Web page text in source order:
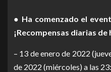
● Ha comenzado el
¡Recompensas diarias
– 13 de enero de 2022
de 2022 (miércoles) a las